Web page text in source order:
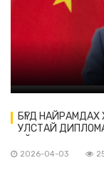
БҮГД
УЛСТАЙ
ЗОРЬЖ БАЙНА
2026-04-03